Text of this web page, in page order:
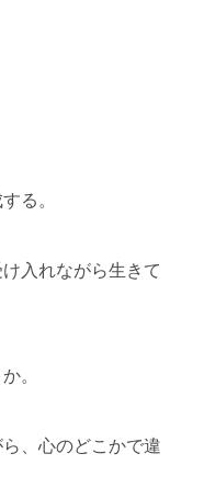
る。
入れながら生きて
。
、心のどこかで違